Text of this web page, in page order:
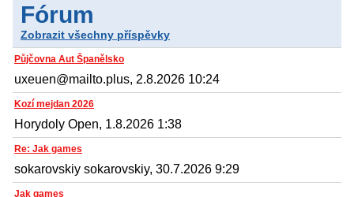
Fórum
Zobrazit všechny příspěvky
Půjčovna Aut Španělsko
uxeuen@mailto.plus, 2.8.2026 10:24
Kozí mejdan 2026
Horydoly Open, 1.8.2026 1:38
Re: Jak games
sokarovskiy sokarovskiy, 30.7.2026 9:29
Jak games